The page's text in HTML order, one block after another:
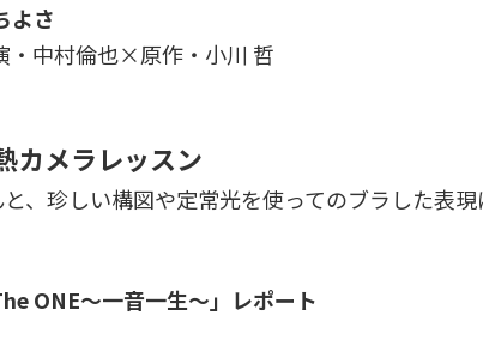
よさ
・中村倫也×原作・小川 哲
カメラレッスン
、珍しい構図や定常光を使ってのブラした表現
ONE～一音一生～」レポート